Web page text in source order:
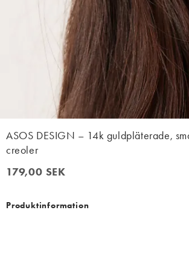
ASOS DESIGN – 14k guldpläterade,
creoler
179,00 SEK
179,00 SEK
Produktinformation